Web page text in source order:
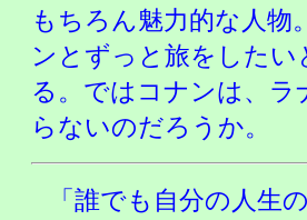
もちろん魅力的な人
ンとずっと旅をした
る。ではコナンは、
らないのだろうか。
「誰でも自分の人生